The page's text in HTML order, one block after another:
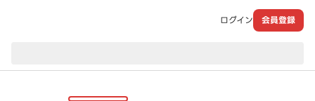
ログイン 会員登録